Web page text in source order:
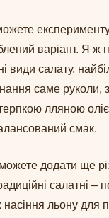
варіант. Я ж
види салату,
саме руколи, з
лляною
смак.
додати ще
салатні –
льону для